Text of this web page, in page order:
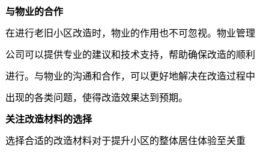
与物业的合作
在进行老旧小区改造时，物业的作用也不可忽视。物业管理
公司可以提供专业的建议和技术支持，帮助确保改造的顺利
进行。与物业的沟通和合作，可以更好地解决在改造过程中
出现的各类问题，使得改造效果达到预期。
关注改造材料的选择
选择合适的改造材料对于提升小区的整体居住体验至关重